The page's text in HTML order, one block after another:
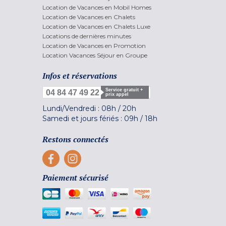
Location de Vacances en Mobil Homes
Location de Vacances en Chalets
Location de Vacances en Chalets Luxe
Locations de dernières minutes
Location de Vacances en Promotion
Location Vacances Séjour en Groupe
Infos et réservations
04 84 47 49 22
Service gratuit +
prix appel
Lundi/Vendredi : 08h / 20h
Samedi et jours fériés : 09h / 18h
Restons connectés
Paiement sécurisé